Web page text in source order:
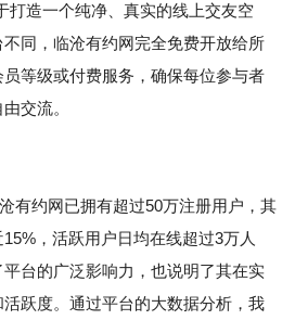
打造一个纯净、真实的线上交友空
同，临沧有约网完全免费开放给所
等级或付费服务，确保每位参与者
交流。
有约网已拥有超过50万注册用户，其
，活跃用户日均在线超过3万人
台的广泛影响力，也说明了其在实
跃度。通过平台的大数据分析，我